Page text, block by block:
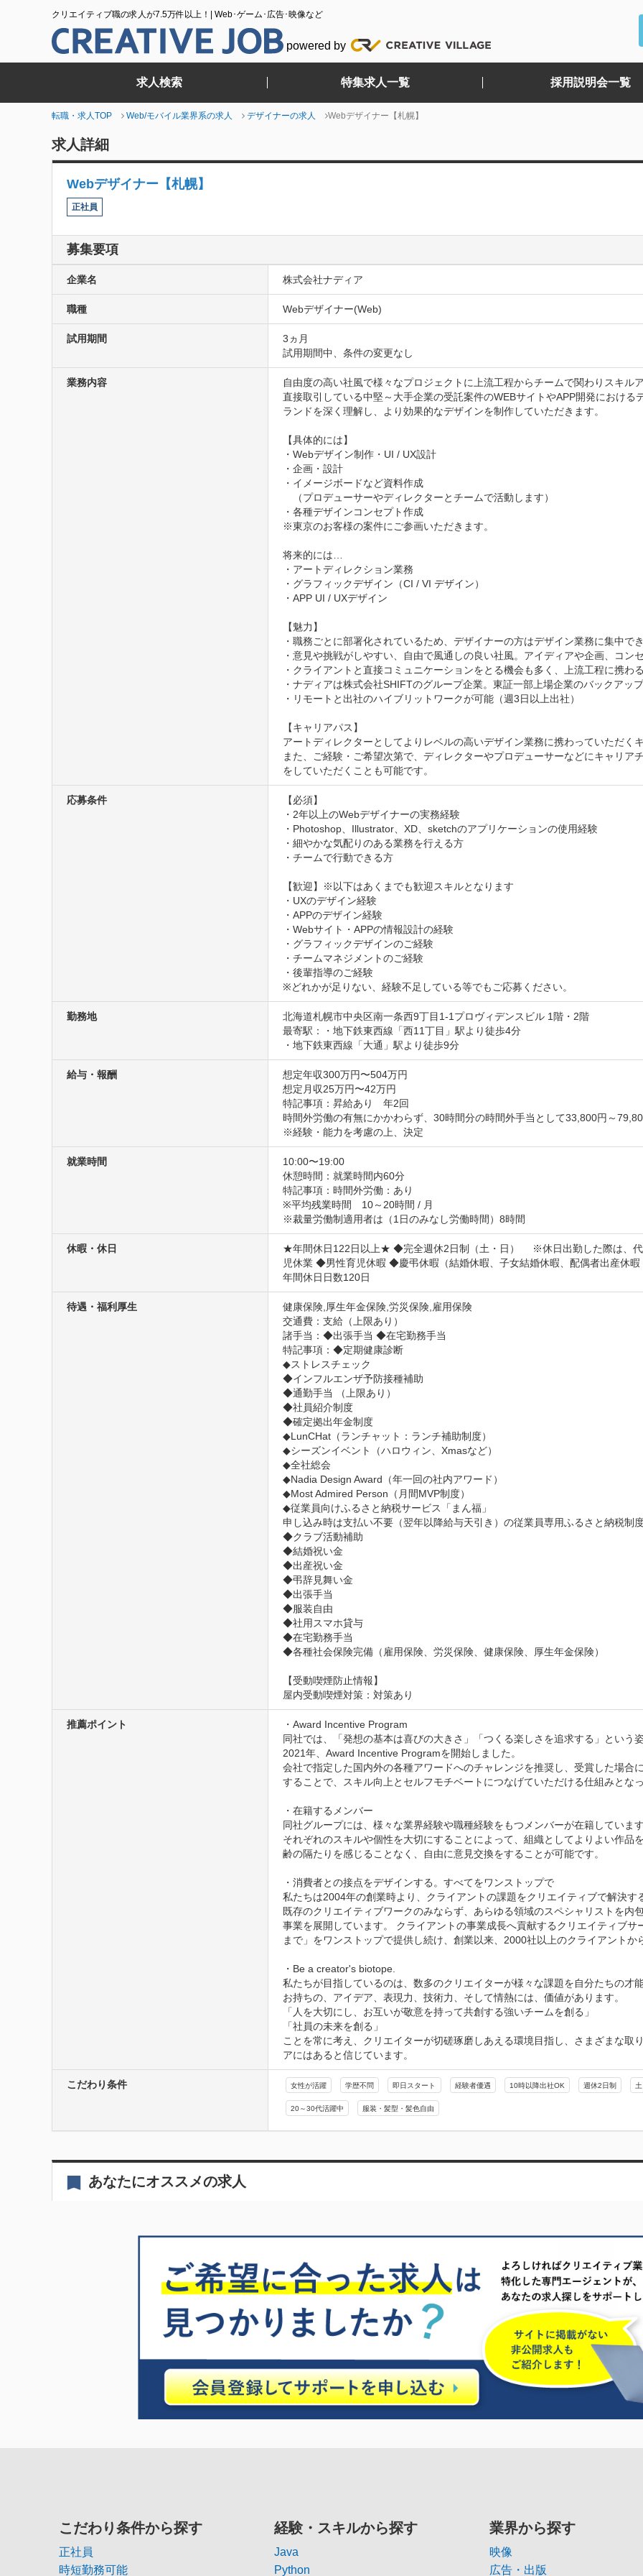
クリエイティブ職の求人が7.5万件以上！| Web･ゲーム･広告･映像など
powered by
求人検索 特集求人一覧 採用説明会一覧
転職・求人TOP Web/モバイル業界系の求人 デザイナーの求人 Webデザイナー【札幌】
求人詳細
Webデザイナー【札幌】
正社員
募集要項
企業名 株式会社ナディア
職種 Webデザイナー(Web)
試用期間
3ヵ月
試用期間中、条件の変更なし
業務内容
自由度の高い社風で様々なプロジェクトに上流工程からチームで関わりスキル
直接取引している中堅～大手企業の受託案件のWEBサイトやAPP開発におけ
ランドを深く理解し、より効果的なデザインを制作していただきます。
【具体的には】
・Webデザイン制作・UI / UX設計
・企画・設計
・イメージボードなど資料作成
（プロデューサーやディレクターとチームで活動します）
・各種デザインコンセプト作成
※東京のお客様の案件にご参画いただきます。
将来的には…
・アートディレクション業務
・グラフィックデザイン（CI / VI デザイン）
・APP UI / UXデザイン
【魅力】
・職務ごとに部署化されているため、デザイナーの方はデザイン業務に集中で
・意見や挑戦がしやすい、自由で風通しの良い社風。アイディアや企画、コン
・クライアントと直接コミュニケーションをとる機会も多く、上流工程に携わ
・ナディアは株式会社SHIFTのグループ企業。東証一部上場企業のバックアッ
・リモートと出社のハイブリットワークが可能（週3日以上出社）
【キャリアパス】
アートディレクターとしてよりレベルの高いデザイン業務に携わっていただく
また、ご経験・ご希望次第で、ディレクターやプロデューサーなどにキャリ
をしていただくことも可能です。
応募条件
【必須】
・2年以上のWebデザイナーの実務経験
・Photoshop、Illustrator、XD、sketchのアプリケーションの使用経験
・細やかな気配りのある業務を行える方
・チームで行動できる方
【歓迎】※以下はあくまでも歓迎スキルとなります
・UXのデザイン経験
・APPのデザイン経験
・Webサイト・APPの情報設計の経験
・グラフィックデザインのご経験
・チームマネジメントのご経験
・後輩指導のご経験
※どれかが足りない、経験不足している等でもご応募ください。
勤務地
北海道札幌市中央区南一条西9丁目1-1プロヴィデンスビル 1階・2階
最寄駅：・地下鉄東西線「西11丁目」駅より徒歩4分
・地下鉄東西線「大通」駅より徒歩9分
給与・報酬
想定年収300万円〜504万円
想定月収25万円〜42万円
特記事項：昇給あり　年2回
時間外労働の有無にかかわらず、30時間分の時間外手当として33,800円～
※経験・能力を考慮の上、決定
就業時間
10:00〜19:00
休憩時間：就業時間内60分
特記事項：時間外労働：あり
※平均残業時間　10～20時間 / 月
※裁量労働制適用者は（1日のみなし労働時間）8時間
休暇・休日
★年間休日122日以上★ ◆完全週休2日制（土・日） 　※休日出勤した際は
児休業 ◆男性育児休暇 ◆慶弔休暇（結婚休暇、子女結婚休暇、配偶者出産休
年間休日日数120日
待遇・福利厚生
健康保険,厚生年金保険,労災保険,雇用保険
交通費：支給（上限あり）
諸手当：◆出張手当 ◆在宅勤務手当
特記事項：◆定期健康診断
◆ストレスチェック
◆インフルエンザ予防接種補助
◆通勤手当 （上限あり）
◆社員紹介制度
◆確定拠出年金制度
◆LunCHat（ランチャット：ランチ補助制度）
◆シーズンイベント（ハロウィン、Xmasなど）
◆全社総会
◆Nadia Design Award（年一回の社内アワード）
◆Most Admired Person（月間MVP制度）
◆従業員向けふるさと納税サービス「まん福」
申し込み時は支払い不要（翌年以降給与天引き）の従業員専用ふるさと納税制
◆クラブ活動補助
◆結婚祝い金
◆出産祝い金
◆弔辞見舞い金
◆出張手当
◆服装自由
◆社用スマホ貸与
◆在宅勤務手当
◆各種社会保険完備（雇用保険、労災保険、健康保険、厚生年金保険）
【受動喫煙防止情報】
屋内受動喫煙対策：対策あり
推薦ポイント
・Award Incentive Program
同社では、「発想の基本は喜びの大きさ」「つくる楽しさを追求する」という
2021年、Award Incentive Programを開始しました。
会社で指定した国内外の各種アワードへのチャレンジを推奨し、受賞した場合
することで、スキル向上とセルフモチベートにつなげていただける仕組みとな
・在籍するメンバー
同社グループには、様々な業界経験や職種経験をもつメンバーが在籍していま
それぞれのスキルや個性を大切にすることによって、組織としてよりよい作品
齢の隔たりを感じることなく、自由に意見交換をすることが可能です。
・消費者との接点をデザインする。すべてをワンストップで
私たちは2004年の創業時より、クライアントの課題をクリエイティブで解決
既存のクリエイティブワークのみならず、あらゆる領域のスペシャリストを
事業を展開しています。 クライアントの事業成長へ貢献するクリエイティブ
まで」をワンストップで提供し続け、創業以来、2000社以上のクライアントか
・Be a creator's biotope.
私たちが目指しているのは、数多のクリエイターが様々な課題を自分たちの才
お持ちの、アイデア、表現力、技術力、そして情熱には、価値があります。
「人を大切にし、お互いが敬意を持って共創する強いチームを創る」
「社員の未来を創る」
ことを常に考え、クリエイターが切磋琢磨しあえる環境目指し、さまざまな
アにはあると信じています。
こだわり条件 女性が活躍 学歴不問 即日スタート 経験者優遇 10時以降出社OK 週休2日制
20～30代活躍中 服装・髪型・髪色自由
あなたにオススメの求人
こだわり条件から探す
正社員
時短勤務可能
経験・スキルから探す
Java
Python
業界から探す
映像
広告・出版